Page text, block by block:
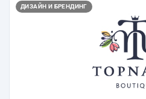
ДИЗАЙН И БРЕНДИНГ